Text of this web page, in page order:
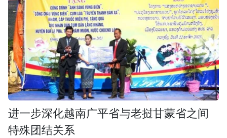
进一步深化越南广平省与老挝甘蒙省之间
特殊团结关系